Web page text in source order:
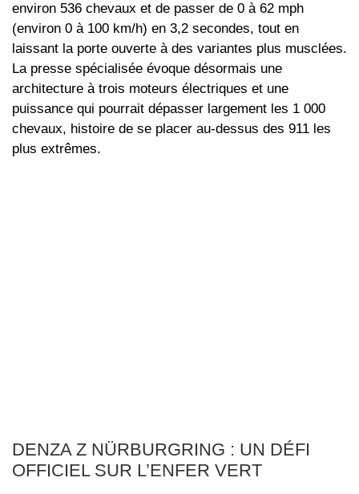
environ 536 chevaux et de passer de 0 à 62 mph
(environ 0 à 100 km/h) en 3,2 secondes, tout en
laissant la porte ouverte à des variantes plus musclées.
La presse spécialisée évoque désormais une
architecture à trois moteurs électriques et une
puissance qui pourrait dépasser largement les 1 000
chevaux, histoire de se placer au-dessus des 911 les
plus extrêmes.
DENZA Z NÜRBURGRING : UN DÉFI
OFFICIEL SUR L’ENFER VERT